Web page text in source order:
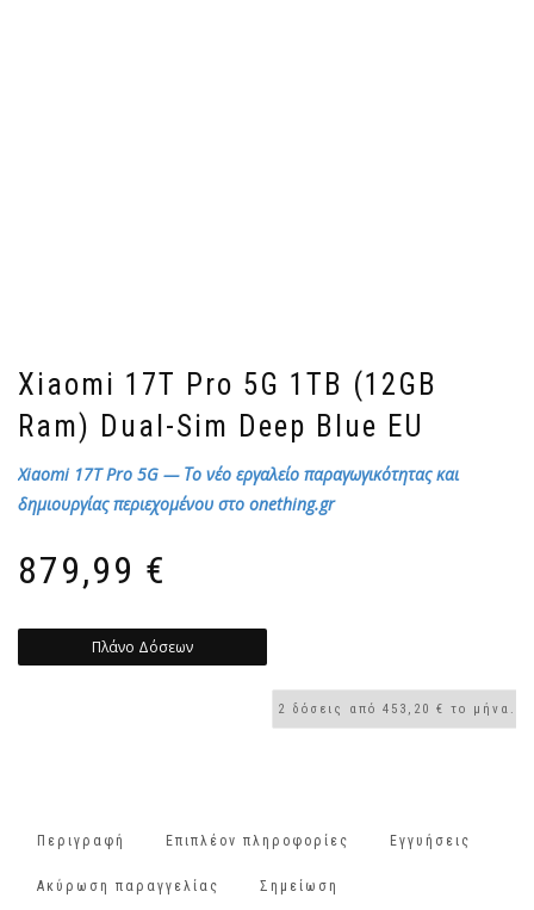
Xiaomi 17T Pro 5G 1TB (12GB
Ram) Dual-Sim Deep Blue EU
Xiaomi 17T Pro 5G — Το νέο εργαλείο παραγωγικότητας και
δημιουργίας περιεχομένου στο onething.gr
879,99 €
Πλάνο Δόσεων
Περιγραφή Επιπλέον πληροφορίες Εγγυήσεις
Ακύρωση παραγγελίας Σημείωση